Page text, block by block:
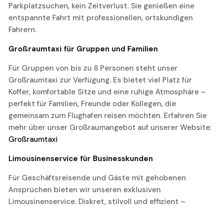
Parkplatzsuchen, kein Zeitverlust. Sie genießen eine
entspannte Fahrt mit professionellen, ortskundigen
Fahrern.
Großraumtaxi für Gruppen und Familien
Für Gruppen von bis zu 8 Personen steht unser
Großraumtaxi zur Verfügung. Es bietet viel Platz für
Koffer, komfortable Sitze und eine ruhige Atmosphäre –
perfekt für Familien, Freunde oder Kollegen, die
gemeinsam zum Flughafen reisen möchten. Erfahren Sie
mehr über unser Großraumangebot auf unserer Website:
Großraumtaxi
Limousinenservice für Businesskunden
Für Geschäftsreisende und Gäste mit gehobenen
Ansprüchen bieten wir unseren exklusiven
Limousinenservice. Diskret, stilvoll und effizient –